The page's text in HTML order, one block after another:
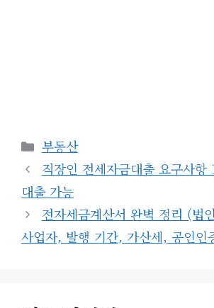
카
테
고
리
부동산
직장인 전세자금대출 요구사항
대출 가능
전자세금계산서 완벽 정리 (법
사업자, 발행 기간, 가산세, 공인인